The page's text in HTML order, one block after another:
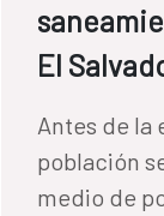
El
Antes de la
población
medio de